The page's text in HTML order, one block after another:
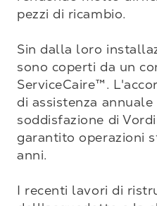
pezzi di ricambio.
Sin dalla loro
sono coperti da un
ServiceCaire™.
di assistenza annuale
soddisfazione di
garantito operazioni
anni.
I recenti lavori di